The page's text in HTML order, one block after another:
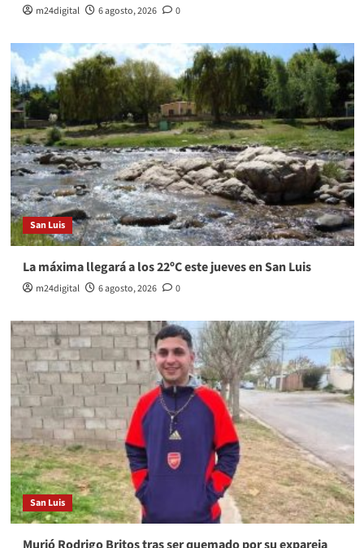
m24digital 6 agosto, 2026 0
San Luis
La máxima llegará a los 22ºC este jueves en San Luis
m24digital 6 agosto, 2026 0
San Luis